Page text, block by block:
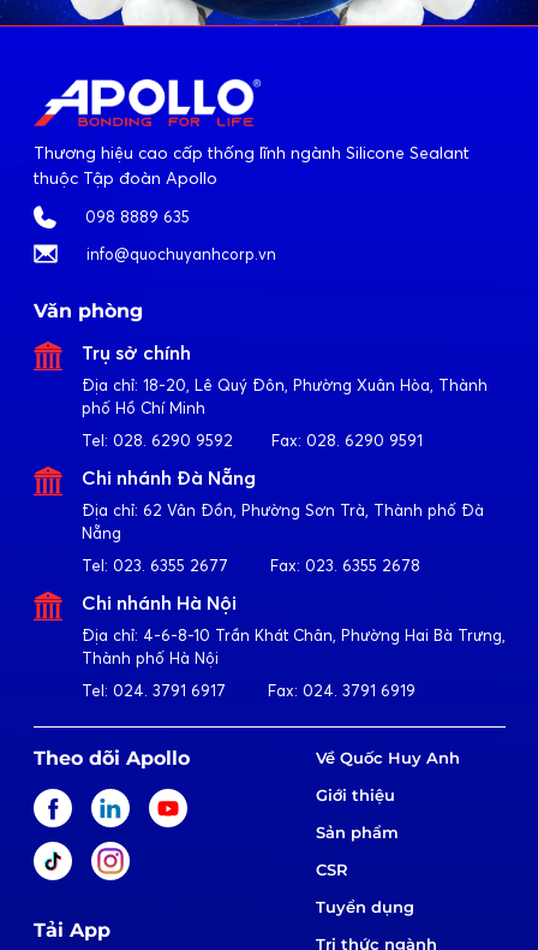
2023
Apollo là đối tác chiến lược phát triển Hiệp Hội Cửa
Apollo hợp tác chiến lược Hiệp Hội Xây Dựng và Vật
Liệu Xây dựng TP. Hồ Chí Minh (SACA).
2021
Ủng hộ 20 tỷ đồng chống đại dịch Covid-19 cùng Chính
Phủ.
Thành lập đội tình nguyện xe cứu thương chuyên chở
F0, tổ y tế cấp phát thuốc & bình oxy miễn phí cho
khách hàng, người dân toàn địa bàn thành phố Hồ Chí
Thương hiệu cao cấp thống lĩnh ngành Silicone Sealant
thuộc Tập đoàn Apollo
098 8889 635
info@quochuyanhcorp.vn
Văn phòng
Trụ sở chính
Địa chỉ: 18-20, Lê Quý Đôn, Phường Xuân Hòa, Thành
phố Hồ Chí Minh
Tel: 028. 6290 9592 Fax: 028. 6290 9591
Chi nhánh Đà Nẵng
Địa chỉ: 62 Vân Đồn, Phường Sơn Trà, Thành phố Đà
Nẵng
Tel: 023. 6355 2677 Fax: 023. 6355 2678
Chi nhánh Hà Nội
Địa chỉ: 4-6-8-10 Trần Khát Chân, Phường Hai Bà Trưng,
Thành phố Hà Nội
Tel: 024. 3791 6917 Fax: 024. 3791 6919
Theo dõi Apollo
Tải App
Về Quốc Huy Anh
Giới thiệu
Sản phẩm
CSR
Tuyển dụng
Tri thức ngành